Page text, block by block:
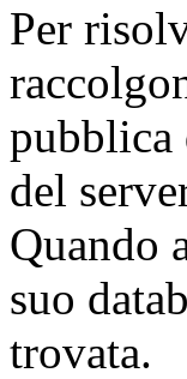
Per
pubblica
del
Quando
suo
trovata.